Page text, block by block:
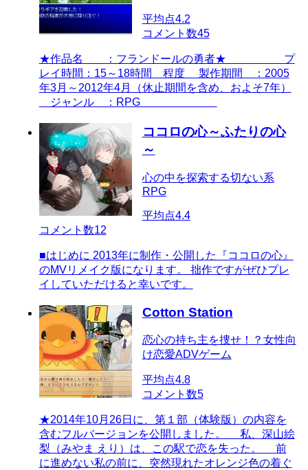
平均点4.2
コメント数45
★作品名 ：フランドールの勇者★ プ
レイ時間：15～18時間 程度 製作期間 ：2005
年3月～2012年4月（休止期間を含め、およそ7年）
ジャンル ：RPG
ココロの心～ふたりの心
～
心の中を探索する切ない系
RPG
平均点4.4
コメント数12
■はじめに 2013年に制作・公開した『ココロの心』
のMVリメイク版になります。 拙作ですがぜひプレ
イしていただけると幸いです。
Cotton Station
恋心の持ち主を捜せ！？女性向
け恋愛ADVゲーム
平均点4.8
コメント数5
★2014年10月26日に、第１部（体験版）の内容を
含むフルバージョンを公開しました。 私、深山絵
梨（みやま えり）は、この駅で恋を失った。 前
に進めない私の前に、突然現れたオレンジ色の着ぐ